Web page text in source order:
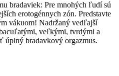
bradaviek: Pre mnohých ľudí sú
erotogénnych zón. Predstavte
vákuom! Nadržaný vedľajší
veľkými, tvrdými a
úplný bradavkový orgazmus.